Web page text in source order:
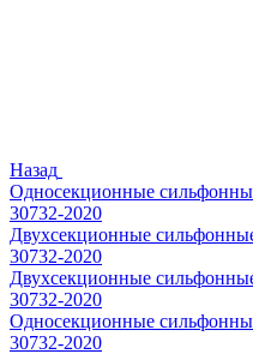
Назад
Односекционные
30732-2020
Двухсекционные
30732-2020
Двухсекционные
30732-2020
Односекционные
30732-2020